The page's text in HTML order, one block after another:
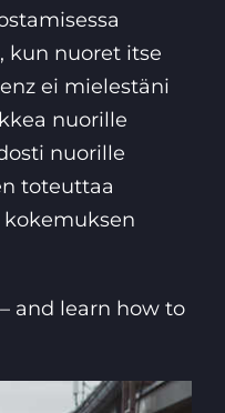
kun nuoret itse
ei mielestäni
nuorille
nuorille
toteuttaa
kokemuksen
and learn how to